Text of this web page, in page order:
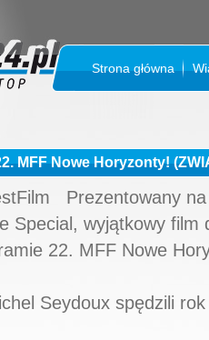
Strona główna
MFF Nowe Horyzonty!
Prezentowany
Special, wyjątkowy film
22. MFF Nowe
Seydoux spędzili